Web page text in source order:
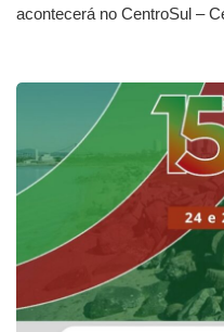
acontecerá no CentroSul –